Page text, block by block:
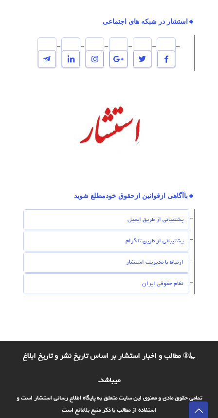
🔸استشار در شبکه های اجتماعی
🔸باآگاهی ازقوانین ازحقوق خودمطلع شوید
پشتیبانی از طریق ایمیل
پشتیبانی از طریق تلگرام
ارتباط با مدیریت استشار
نظام حقوقی ایران
©® مطالب و اخبار استشار بر اساس تاریخ نشر و تاریخ ابلاغ
میباشد.
تمامی حقوق مادی و معنوی این سایت متعلق به پایگاه اطلاع رسانی استشار است و
استفاده از مطالب با ذکر منبع بلامانع است